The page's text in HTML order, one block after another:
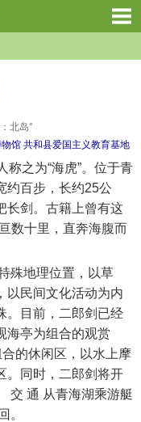
北岛°
馆 共和县爱国主义教育基地
之为“海虎”。位于青
约百步，长约25公
长剑。古籍上曾有这
数十里，直奔海腹而
地理位置，以草
以民间文化活动为内
。目前，二郎剑已经
海亭为组合的观赏
合的休闲区，以水上摩
。同时，二郎剑将开
交 通 从青海湖乘游艇
。